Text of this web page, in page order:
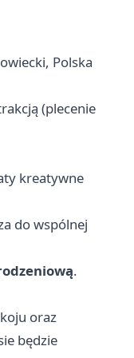
Polska
(plecenie
kreatywne
do wspólnej
.
oraz
będzie